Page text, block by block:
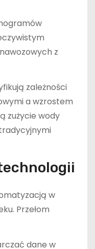
z
zależności
a wzrostem
zużycie wody
w
Przełom
dane w